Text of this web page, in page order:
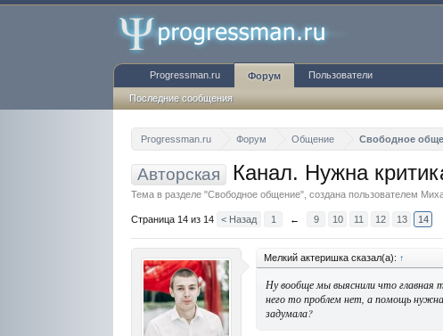
Progressman.ru Форум Общение Свободное
Авторская Канал. Нужна
Тема в разделе "Свободное общение", создана пользователем
Страница 14 из 14 < Назад 1 ← 9 10 11 12 13 14
Мелкий актеришка сказал(а): ↑
Ну вообще мы выяснили что главная
него то проблем нет, а помощь
задумала?
Progressman.ru Форум
Последние сообщения
Пользователи